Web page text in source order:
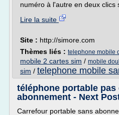
numéro à l'autre en deux clics
Lire la suite
Site : http://simore.com
Thèmes liés : telephone mobile
mobile 2 cartes sim / mobile
sim / telephone mobile
téléphone portable pas
abonnement - Next
Carrefour portable sans